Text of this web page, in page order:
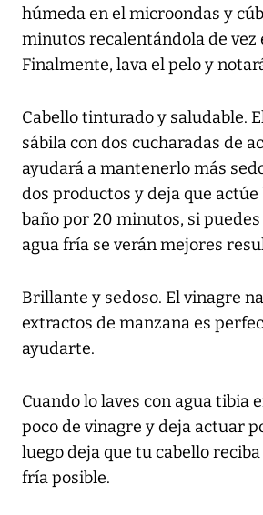
húmeda en el microondas y
minutos recalentándola de vez
Finalmente, lava el pelo y
Cabello tinturado y saludable.
sábila con dos cucharadas de
ayudará a mantenerlo más
dos productos y deja que
baño por 20 minutos, si
agua fría se verán mejores
Brillante y sedoso. El vinagre
extractos de manzana es
ayudarte.
Cuando lo laves con agua tibia
poco de vinagre y deja actuar
luego deja que tu cabello
fría posible.